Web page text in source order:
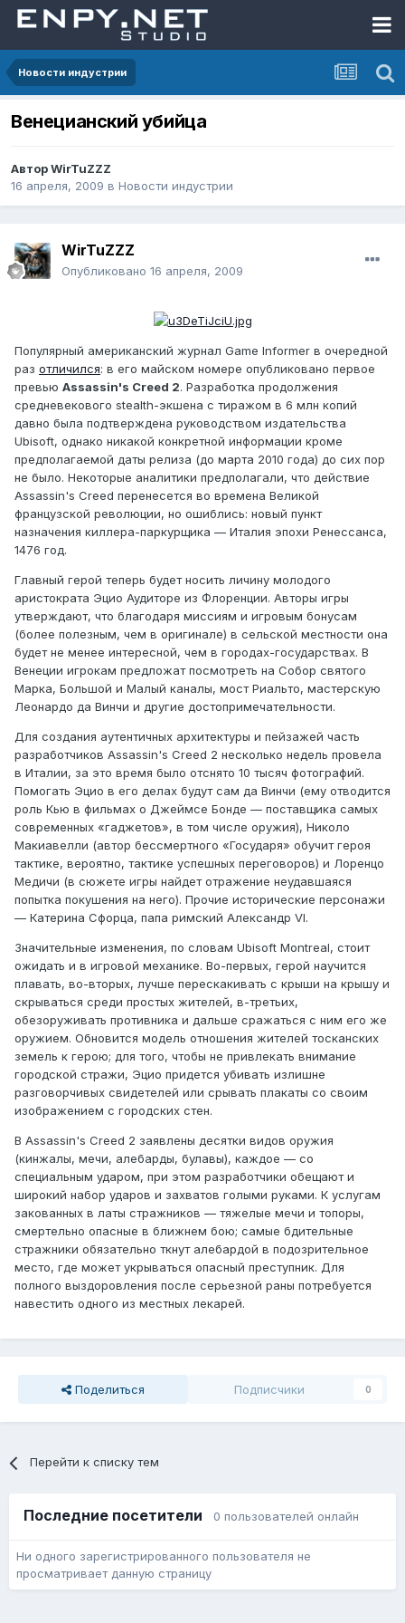
Новости индустрии
Венецианский убийца
АвторWirTuZZZ
16 апреля, 2009 в Новости индустрии
WirTuZZZ
Опубликовано 16 апреля, 2009
Популярный американский журнал Game Informer в очередной
раз отличился: в его майском номере опубликовано первое
превью Assassin's Creed 2. Разработка продолжения
средневекового stealth-экшена с тиражом в 6 млн копий
давно была подтверждена руководством издательства
Ubisoft, однако никакой конкретной информации кроме
предполагаемой даты релиза (до марта 2010 года) до сих пор
не было. Некоторые аналитики предполагали, что действие
Assassin's Creed перенесется во времена Великой
французской революции, но ошиблись: новый пункт
назначения киллера-паркурщика — Италия эпохи Ренессанса,
1476 год.
Главный герой теперь будет носить личину молодого
аристократа Эцио Аудиторе из Флоренции. Авторы игры
утверждают, что благодаря миссиям и игровым бонусам
(более полезным, чем в оригинале) в сельской местности она
будет не менее интересной, чем в городах-государствах. В
Венеции игрокам предложат посмотреть на Собор святого
Марка, Большой и Малый каналы, мост Риальто, мастерскую
Леонардо да Винчи и другие достопримечательности.
Для создания аутентичных архитектуры и пейзажей часть
разработчиков Assassin's Creed 2 несколько недель провела
в Италии, за это время было отснято 10 тысяч фотографий.
Помогать Эцио в его делах будут сам да Винчи (ему отводится
роль Кью в фильмах о Джеймсе Бонде — поставщика самых
современных «гаджетов», в том числе оружия), Николо
Макиавелли (автор бессмертного «Государя» обучит героя
тактике, вероятно, тактике успешных переговоров) и Лоренцо
Медичи (в сюжете игры найдет отражение неудавшаяся
попытка покушения на него). Прочие исторические персонажи
— Катерина Сфорца, папа римский Александр VI.
Значительные изменения, по словам Ubisoft Montreal, стоит
ожидать и в игровой механике. Во-первых, герой научится
плавать, во-вторых, лучше перескакивать с крыши на крышу и
скрываться среди простых жителей, в-третьих,
обезоруживать противника и дальше сражаться с ним его же
оружием. Обновится модель отношения жителей тосканских
земель к герою; для того, чтобы не привлекать внимание
городской стражи, Эцио придется убивать излишне
разговорчивых свидетелей или срывать плакаты со своим
изображением с городских стен.
В Assassin's Creed 2 заявлены десятки видов оружия
(кинжалы, мечи, алебарды, булавы), каждое — со
специальным ударом, при этом разработчики обещают и
широкий набор ударов и захватов голыми руками. К услугам
закованных в латы стражников — тяжелые мечи и топоры,
смертельно опасные в ближнем бою; самые бдительные
стражники обязательно ткнут алебардой в подозрительное
место, где может укрываться опасный преступник. Для
полного выздоровления после серьезной раны потребуется
навестить одного из местных лекарей.
Поделиться Подписчики 0
Перейти к списку тем
Последние посетители 0 пользователей онлайн
Ни одного зарегистрированного пользователя не
просматривает данную страницу